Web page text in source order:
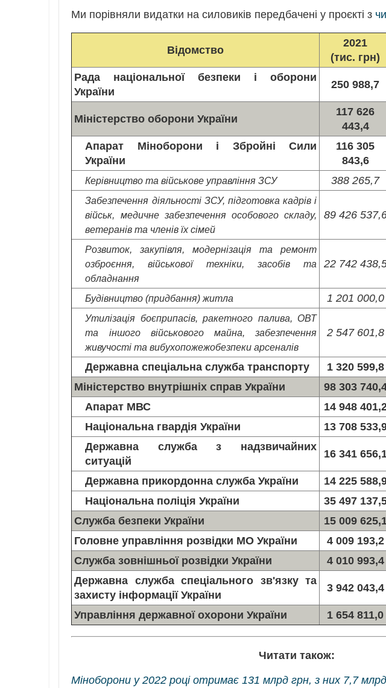
Ми порівняли видатки на силовиків передбачені у проєкті з
Відомство
2021
(тис. грн)
Рада національної безпеки і оборони
України
250 988,7
Міністерство оборони України
117 626
443,4
Апарат Міноборони і Збройні Сили
України
116 305
843,6
Керівництво та військове управління ЗСУ 388 265,7
Забезпечення діяльності ЗСУ, підготовка кадрів і
військ, медичне забезпечення особового складу,
ветеранів та членів їх сімей
89 426
Розвиток, закупівля, модернізація та ремонт
озброєння, військової техніки, засобів та
обладнання
22 742
Будівництво (придбання) житла 1 201 000,0
Утилізація боєприпасів, ракетного палива, ОВТ
та іншого військового майна, забезпечення
живучості та вибухопожежобезпеки арсеналів
2 547 601,8
Державна спеціальна служба транспорту 1 320 599,8
Міністерство внутрішніх справ України
98 303
Апарат МВС
14 948
Національна гвардія України
13 708
Державна служба з надзвичайних
ситуацій
16 341
Державна прикордонна служба України 14 225
Національна поліція України
35 497
Служба безпеки України
15 009
Головне управління розвідки МО України
4 009 193,2
Служба зовнішньої розвідки України
4 010 993,4
Державна служба спеціального зв'язку та
захисту інформації України
3 942 043,4
Управління державної охорони України 1 654 811,0
Читати також:
Міноборони у 2022 році отримає 131 млрд грн, з них 7,7